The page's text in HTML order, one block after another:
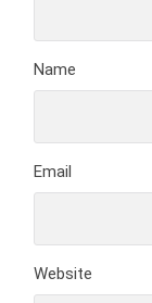
Name
Email
Website